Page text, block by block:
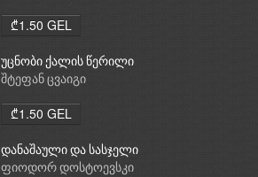
₾1.50 GEL
უცნობი ქალის წერილი
შტეფან ცვაიგი
₾1.50 GEL
დანაშაული და სასჯელი
ფიოდორ დოსტოევსკი